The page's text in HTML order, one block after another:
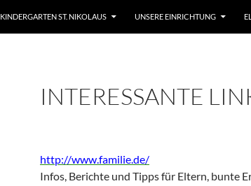
KINDERGARTEN ST. NIKOLAUS UNSERE EINRICHTUNG
INTERESSANTE
http://www.familie.de/
Infos, Berichte und Tipps für Eltern, bunte